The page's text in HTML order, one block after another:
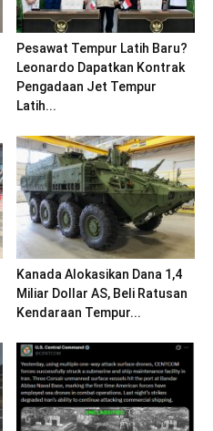
Pesawat Tempur Latih Baru?
Leonardo Dapatkan Kontrak
Pengadaan Jet Tempur
Latih...
Kanada Alokasikan Dana 1,4
Miliar Dollar AS, Beli Ratusan
Kendaraan Tempur...